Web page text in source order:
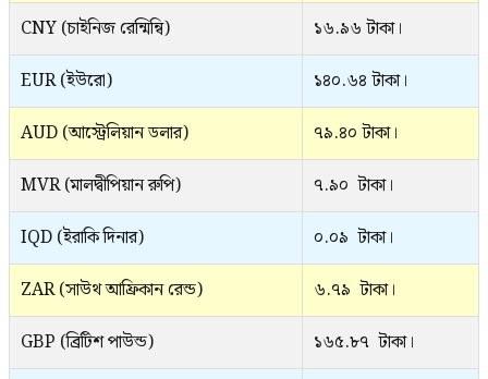
CNY (চাইনিজ রেন্মিন্বি)
১৬.৯৬ টাকা।
EUR (ইউরো)
১৪০.৬৪ টাকা।
AUD (আস্ট্রেলিয়ান ডলার)
৭৯.৪০ টাকা।
MVR (মালদ্বীপিয়ান রুপি)
৭.৯০ টাকা।
IQD (ইরাকি দিনার)
০.০৯ টাকা।
ZAR (সাউথ আফ্রিকান রেন্ড)
৬.৭৯ টাকা।
GBP (ব্রিটিশ পাউন্ড)
১৬৫.৮৭ টাকা।